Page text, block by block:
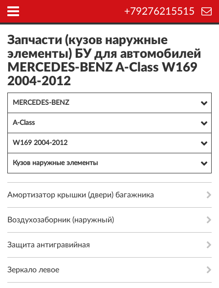
+79276215515
Запчасти (кузов наружные
элементы) БУ для автомобилей
MERCEDES-BENZ A-Class W169
2004-2012
MERCEDES-BENZ
A-Class
W169 2004-2012
Кузов наружные элементы
Амортизатор крышки (двери) багажника
Воздухозаборник (наружный)
Защита антигравийная
Зеркало левое